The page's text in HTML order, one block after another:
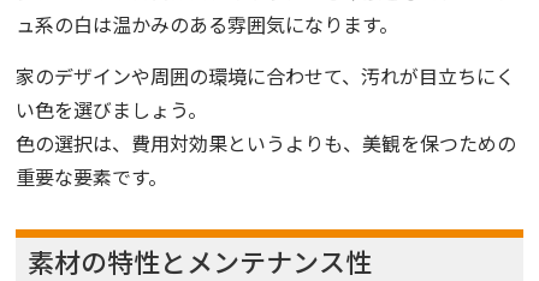
ュ系の白は温かみのある雰囲気になります。
家のデザインや周囲の環境に合わせて、汚れが目立ちにく
い色を選びましょう。
色の選択は、費用対効果というよりも、美観を保つための
重要な要素です。
素材の特性とメンテナンス性